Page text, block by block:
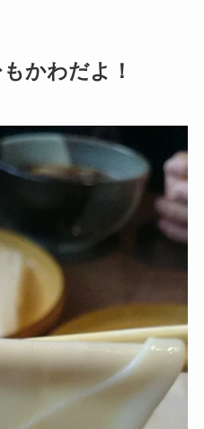
かわだよ！